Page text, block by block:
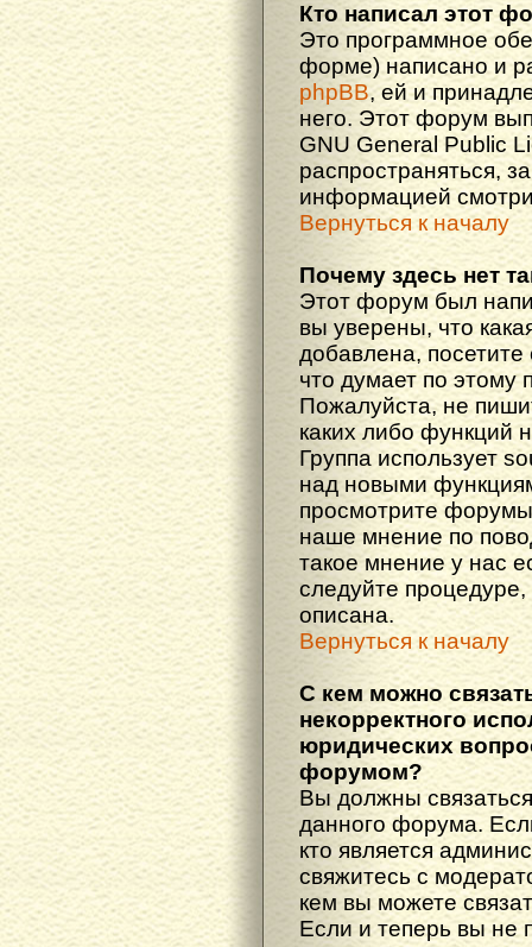
Кто написал этот
Это программное
форме) написано и
phpBB, ей и
него. Этот форум
GNU General Public
распространяться,
информацией
Вернуться к началу
Почему здесь нет
Этот форум был
вы уверены, что
добавлена,
что думает по этому
Пожалуйста, не
каких либо функций
Группа использует
над новыми
просмотрите
наше мнение по
такое мнение у нас
следуйте процедуре,
описана.
Вернуться к началу
С кем можно
некорректного
юридических
форумом?
Вы должны
данного форума.
кто является
свяжитесь с
кем вы можете
Если и теперь вы не